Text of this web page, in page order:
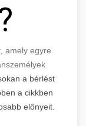
amely egyre
a bérlést
a cikkben
előnyeit.